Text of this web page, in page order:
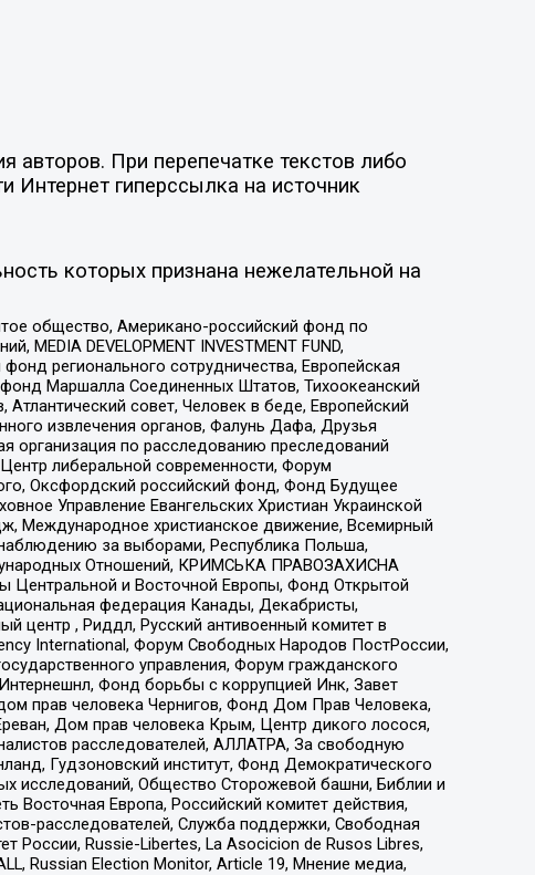
При перепечатке текстов либо
Интернет гиперссылка на источник
которых признана нежелательной на
общество, Американо-российский фонд по
DEVELOPMENT INVESTMENT FUND,
регионального сотрудничества, Европейская
Маршалла Соединенных Штатов, Тихоокеанский
совет, Человек в беде, Европейский
извлечения органов, Фалунь Дафа, Друзья
организация по расследованию преследований
либеральной современности, Форум
Оксфордский российский фонд, Фонд Будущее
Управление Евангельских Христиан Украинской
Международное христианское движение, Всемирный
наблюдению за выборами, Республика Польша,
Отношений, КРИМСЬКА ПРАВОЗАХИСНА
Центральной и Восточной Европы, Фонд Открытой
федерация Канады, Декабристы,
центр , Риддл, Русский антивоенный комитет в
International, Форум Свободных Народов ПостРоссии,
управления, Форум гражданского
Фонд борьбы с коррупцией Инк, Завет
прав человека Чернигов, Фонд Дом Прав Человека,
Дом прав человека Крым, Центр дикого лосося,
расследователей, АЛЛАТРА, За свободную
Гудзоновский институт, Фонд Демократического
исследований, Общество Сторожевой башни, Библии и
Восточная Европа, Российский комитет действия,
расследователей, Служба поддержки, Свободная
Russie-Libertes, La Asocicion de Rusos Libres,
Russian Election Monitor, Article 19, Мнение медиа,